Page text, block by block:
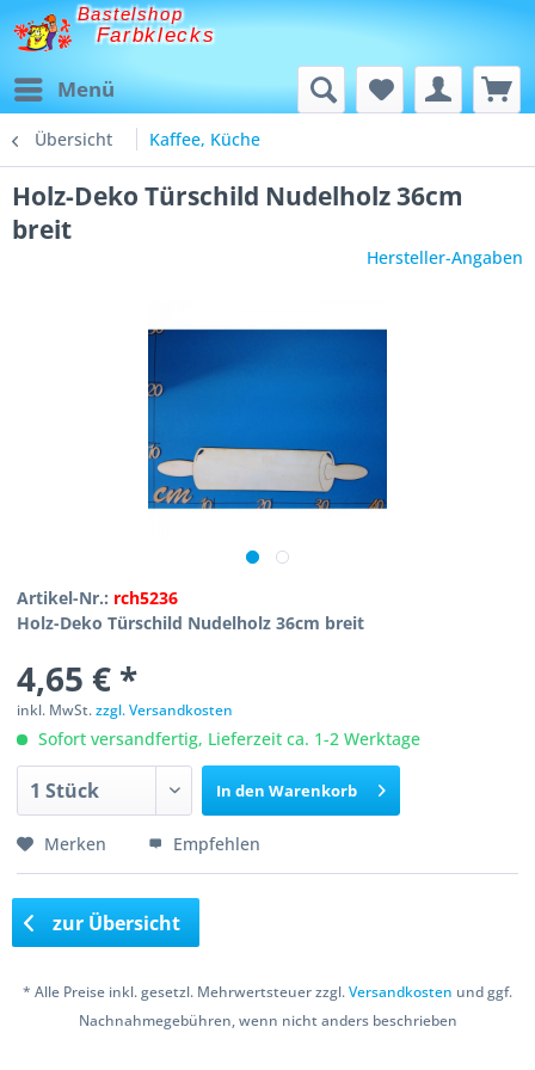
Bastelshop
Farbklecks
Menü
Übersicht Kaffee, Küche
Holz-Deko Türschild Nudelholz 36cm
breit
Hersteller-Angaben
Artikel-Nr.: rch5236
Holz-Deko Türschild Nudelholz 36cm breit
4,65 € *
inkl. MwSt.zzgl. Versandkosten
Sofort versandfertig, Lieferzeit ca. 1-2 Werktage
In den Warenkorb
Merken Empfehlen
zur Übersicht
* Alle Preise inkl. gesetzl. Mehrwertsteuer zzgl.Versandkosten und ggf.
Nachnahmegebühren, wenn nicht anders beschrieben